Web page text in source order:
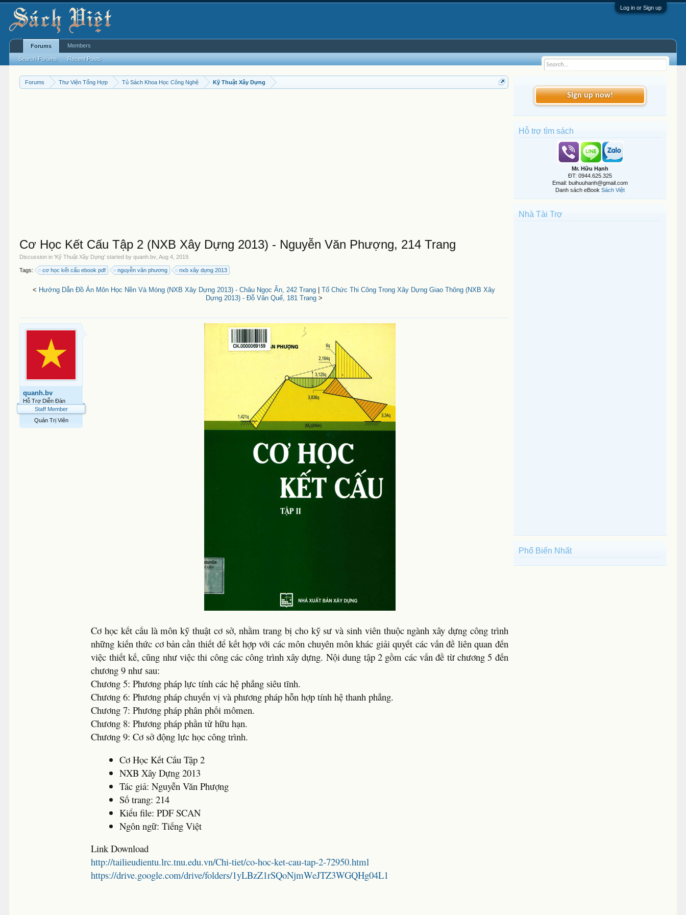
Log in or Sign up
Forums Thư Viện Tổng Hợp Tủ Sách Khoa Học Công Nghệ Kỹ Thuật Xây Dựng
Cơ Học Kết Cấu Tập 2 (NXB Xây Dựng 2013) - Nguyễn Văn Phượng, 214 Trang
Discussion in 'Kỹ Thuật Xây Dựng' started byquanh.bv ,Aug 4, 2019
Tags: cơ học kết cấu ebook pdf nguyễn văn phương nxb xây dựng 2013
< Hướng Dẫn Đồ Án Môn Học Nền Và Móng (NXB Xây Dựng 2013) - Châu Ngọc Ẩn, 242 Trang
Tổ Chức Thi Công Trong Xây Dựng Giao Thông (NXB Xây
Dựng 2013) - Đỗ Văn Quế, 181 Trang>
quanh.bv
Hỗ Trợ Diễn Đàn
Staff Member
Quản Trị Viên
Cơ học kết cấu là môn kỹ thuật cơ sở, nhằm trang bị cho kỹ sư và sinh viên thuộc ngành xây dựng công trình
những kiến thức cơ bản cần thiết để kết hợp với các môn chuyên môn khác giải quyết các vấn đề liên quan đến
việc thiết kế, cũng như việc thi công các công trình xây dựng. Nội dung tập 2 gồm các vấn đề từ chương 5 đến
chương 9 như sau:
Chương 5: Phương pháp lực tính các hệ phẳng siêu tĩnh.
Chương 6: Phương pháp chuyển vị và phương pháp hỗn hợp tính hệ thanh phẳng.
Chương 7: Phương pháp phân phối mômen.
Chương 8: Phương pháp phần tử hữu hạn.
Chương 9: Cơ sở động lực học công trình.
Cơ Học Kết Cấu Tập 2
NXB Xây Dựng 2013
Tác giả: Nguyễn Văn Phượng
Số trang: 214
Kiểu file: PDF SCAN
Ngôn ngữ: Tiếng Việt
Link Download
http://tailieudientu.lrc.tnu.edu.vn/Chi-tiet/co-hoc-ket-cau-tap-2-72950.html
https://drive.google.com/drive/folders/1yLBzZ1rSQoNjmWeJTZ3WGQHg04L1
Sign up now!
Hỗ trợ tìm sách
Mr. Hữu Hạnh
ĐT: 0944.625.325
Email: buihuuhanh@gmail.com
Danh sách eBook Sách Việt
Nhà Tài Trợ
Phổ Biến Nhất
Forums
Search Forums Recent Posts
Members